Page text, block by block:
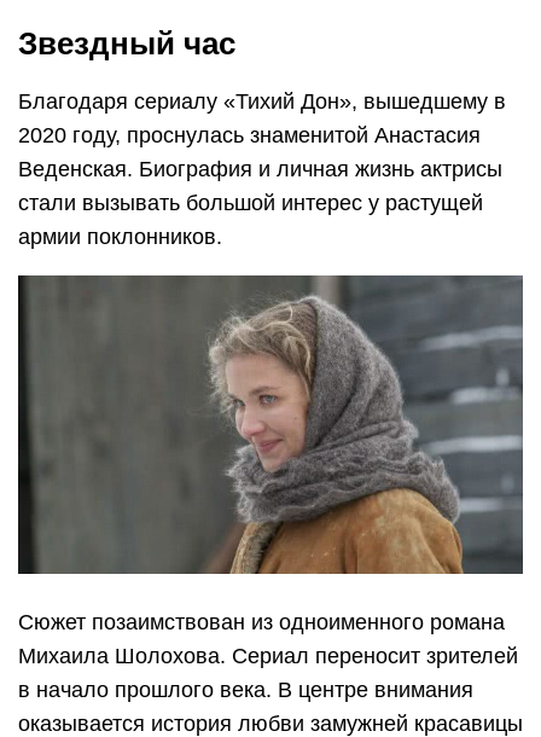
Звездный час
Благодаря сериалу «Тихий Дон», вышедшему в
2020 году, проснулась знаменитой Анастасия
Веденская. Биография и личная жизнь актрисы
стали вызывать большой интерес у растущей
армии поклонников.
Сюжет позаимствован из одноименного романа
Михаила Шолохова. Сериал переносит зрителей
в начало прошлого века. В центре внимания
оказывается история любви замужней красавицы